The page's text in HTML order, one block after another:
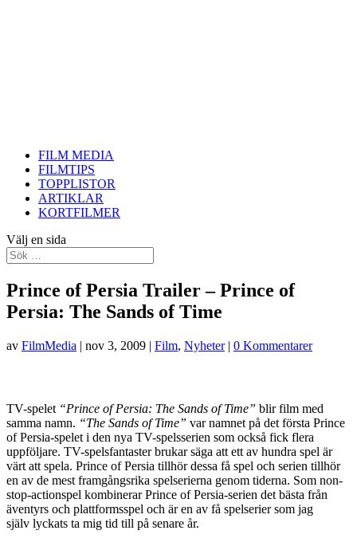
FILM MEDIA
FILMTIPS
TOPPLISTOR
ARTIKLAR
KORTFILMER
Välj en sida
Prince of Persia Trailer – Prince of
Persia: The Sands of Time
av FilmMedia | nov 3, 2009 | Film, Nyheter| 0 Kommentarer
TV-spelet “Prince of Persia: The Sands of Time” blir film med
samma namn. “The Sands of Time” var namnet på det första Prince
of Persia-spelet i den nya TV-spelsserien som också fick flera
uppföljare. TV-spelsfantaster brukar säga att ett av hundra spel är
värt att spela. Prince of Persia tillhör dessa få spel och serien tillhör
en av de mest framgångsrika spelserierna genom tiderna. Som non-
stop-actionspel kombinerar Prince of Persia-serien det bästa från
äventyrs och plattformsspel och är en av få spelserier som jag
själv lyckats ta mig tid till på senare år.